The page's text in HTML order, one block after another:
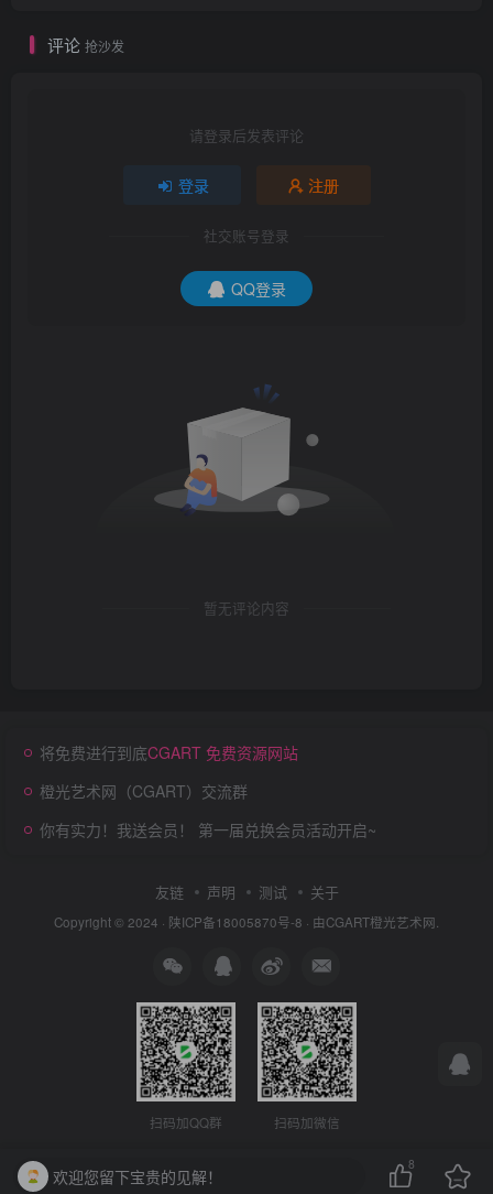
评论 抢沙发
请登录后发表评论
登录 注册
社交账号登录
QQ登录
暂无评论内容
将免费进行到底CGART 免费资源网站
橙光艺术网（CGART）交流群
你有实力！我送会员！ 第一届兑换会员活动开启~
友链 声明 测试 关于
Copyright © 2024 · 陕ICP备18005870号-8 · 由CGART橙光艺术网.
扫码加QQ群 扫码加微信
欢迎您留下宝贵的见解！
8